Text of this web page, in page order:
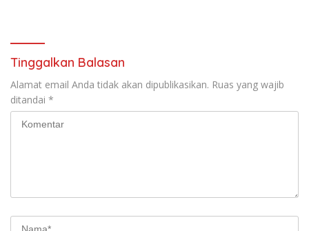
Tinggalkan Balasan
Alamat email Anda tidak akan dipublikasikan. Ruas yang wajib
ditandai *